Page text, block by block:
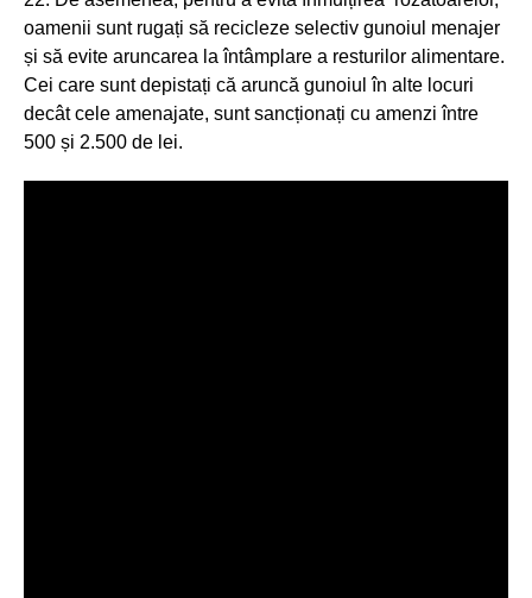
oamenii sunt rugați să recicleze selectiv gunoiul menajer
și să evite aruncarea la întâmplare a resturilor alimentare.
Cei care sunt depistați că aruncă gunoiul în alte locuri
decât cele amenajate, sunt sancționați cu amenzi între
500 și 2.500 de lei.